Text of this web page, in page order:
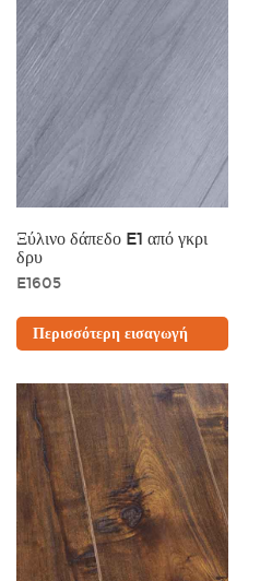
Ξύλινο δάπεδο E1 από γκρι
δρυ
E1605
Περισσότερη εισαγωγή